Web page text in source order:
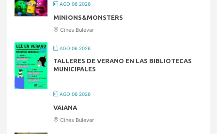
AGO 06 2026
MINIONS&MONSTERS
Cines Bulevar
AGO 06 2026
TALLERES DE VERANO EN LAS BIBLIOTECAS
MUNICIPALES
AGO 06 2026
VAIANA
Cines Bulevar